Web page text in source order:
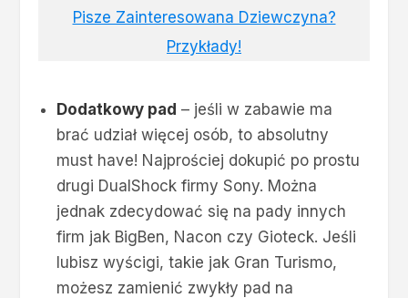
Pisze Zainteresowana Dziewczyna?
Przykłady!
Dodatkowy pad – jeśli w zabawie ma
brać udział więcej osób, to absolutny
must have! Najprościej dokupić po prostu
drugi DualShock firmy Sony. Można
jednak zdecydować się na pady innych
firm jak BigBen, Nacon czy Gioteck. Jeśli
lubisz wyścigi, takie jak Gran Turismo,
możesz zamienić zwykły pad na